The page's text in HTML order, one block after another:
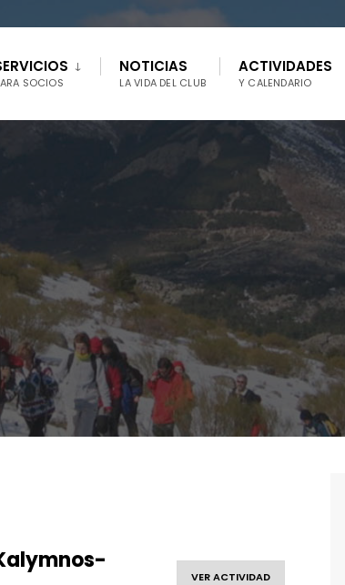
SOCIOS
NOTICIAS
LA VIDA DEL CLUB
ACTIVIDADES
Y CALENDARIO
VER ACTIVIDAD